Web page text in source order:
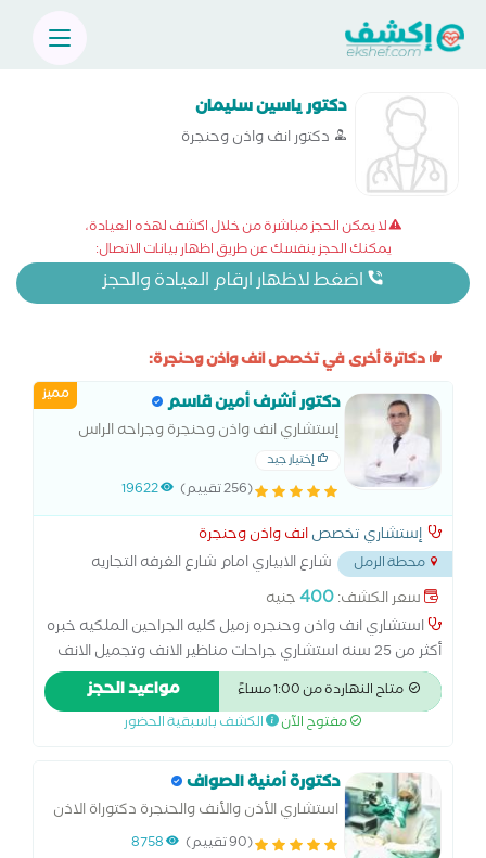
دكتور ياسين سليمان
دكتور انف واذن وحنجرة
لا يمكن الحجز مباشرة من خلال اكشف لهذه العيادة،
يمكنك الحجز بنفسك عن طريق اظهار بيانات الاتصال:
اضغط لاظهار ارقام العيادة والحجز
دكاترة أخرى في تخصص انف واذن وحنجرة:
مميز دكتور أشرف أمين قاسم
إستشاري انف واذن وحنجرة وجراحه الراس
والرقبه ومناظير الانف والجيوب الانفيه
استشاري جراحات الحنجره استشاري جراحات
الاذن الميكروسكوبيه
إختيار جيد
(256 تقييم) 19622
إستشاري تخصصانف واذن وحنجرة
محطة الرمل
شارع الابياري امام شارع الغرفه التجاريه
برج...سعر الكشف:400جنيه
استشاري انف واذن وحنجره زميل كليه الجراحين الملكيه خبره
أكثر من 25 سنه استشاري جراحات مناظير الانف وتجميل الانف
مناظير وعمليات ترقيع واصلاح الاذن الوسطي خبير علاج الدوران
وطنين الاذن استشاري مناظير الحنجرة وازاله لحميات واورام
الحنجره بالمنظار وعلاج بحه الصوت استشاري علاج اضطراب
متاح النهاردة من 1:00 مساءً مواعيد الحجز
مفتوح الآن الكشف باسبقية الحضور
دكتورة أمنية الصواف
استشاري الأذن والأنف والحنجرة دكتوراة الاذن
والانف والحنجرة
(90 تقييم) 8758